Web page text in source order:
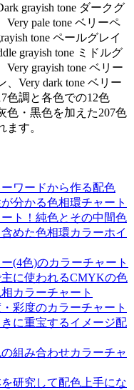
grayish tone ダークグ
pale tone ベリーペ
tone ペールグレイ
grayish tone ミドルグ
grayish tone ベリー
Very dark tone ベリー
色調と各色での12色
色・黒色を加えた207色
ます。
ワードから作る配色
分かる色相環チャート
ト！純色とその中間色
めた色相環カラーホイ
(4色)のカラーチャート
に使われるCMYKの色
カラーチャート
彩度のカラーチャート
に重宝するイメージ配
組み合わせカラーチャ
研究して配色上手にな